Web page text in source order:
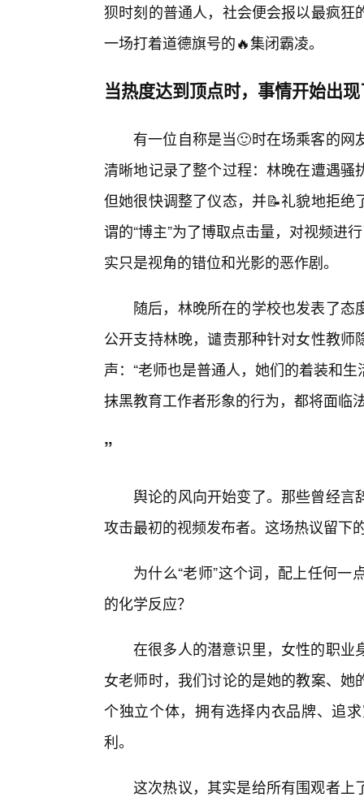
狈时刻的普通人，社会便会报以最疯
一场打着道德旗号的🔥集闭霸凌。
当热度达到顶点时，事情开始出
有一位自称是当🙂时在场乘客的
清晰地记录了整个过程：林晚在遭遇
但她很快调整了仪态，并📝礼貌地拒
谓的“博主”为了博取点击量，对视频进
实只是视角的错位和光影的恶作剧。
随后，林晚所在的学校也发表了
公开支持林晚，谴责那种针对女性教
声：“老师也是普通人，她们的着装和
抹黑教育工作者形象的行为，都将面临
”
舆论的风向开始变了。那些曾经言
攻击最初的视频发布者。这场热议留下
为什么“老师”这个词，配上任何
的化学反应？
在很多人的潜意识里，女性的职业
女老师时，我们讨论的是她的教案、
个独立个体，拥有选择内衣品牌、追
利。
这次热议，其实是给所有围观者上